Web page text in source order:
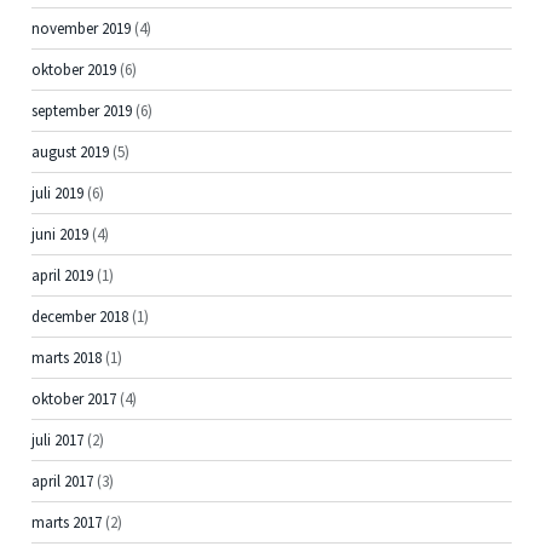
november 2019 (4)
oktober 2019 (6)
september 2019 (6)
august 2019 (5)
juli 2019 (6)
juni 2019 (4)
april 2019 (1)
december 2018 (1)
marts 2018 (1)
oktober 2017 (4)
juli 2017 (2)
april 2017 (3)
marts 2017 (2)